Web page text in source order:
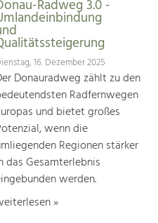
und
Radweg 3.0 -
16. Dezember 2025
Donauradweg zählt zu den
Radfernwegen
und bietet großes
wenn die
Regionen stärker
das Gesamterlebnis
werden.
»